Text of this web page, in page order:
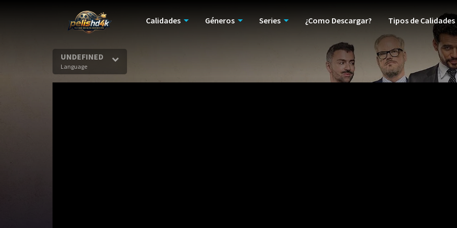
Calidades Géneros Series ¿Como Descargar? Tipos de Calidades
UNDEFINED
Language